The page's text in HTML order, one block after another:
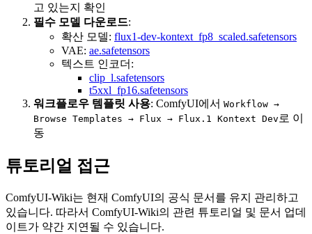
고 있는지 확인
필수 모델 다운로드:
확산 모델: flux1-dev-kontext_fp8_scaled.safetensors
VAE: ae.safetensors
텍스트 인코더:
clip_l.safetensors
t5xxl_fp16.safetensors
워크플로우 템플릿 사용: ComfyUI에서 Workflow →
Browse Templates → Flux → Flux.1 Kontext Dev 로 이
동
튜토리얼 접근
ComfyUI-Wiki는 현재 ComfyUI의 공식 문서를 유지 관리하고
있습니다. 따라서 ComfyUI-Wiki의 관련 튜토리얼 및 문서 업데
이트가 약간 지연될 수 있습니다.